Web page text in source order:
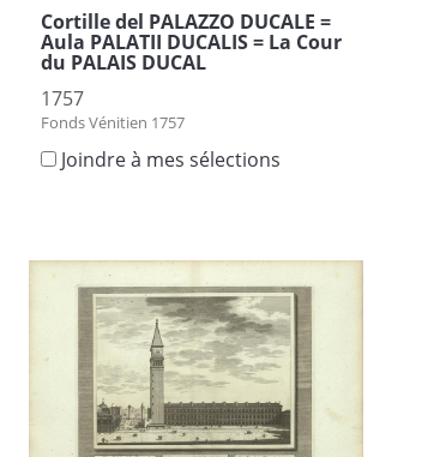
Cortille del PALAZZO DUCALE =
Aula PALATII DUCALIS = La Cour
du PALAIS DUCAL
1757
Fonds Vénitien 1757
Joindre à mes sélections